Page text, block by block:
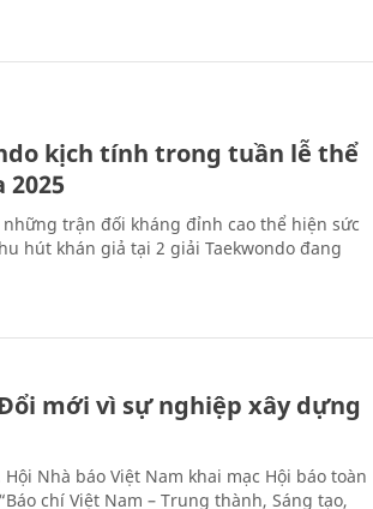
kịch tính trong tuần lễ thể
2025
trận đối kháng đỉnh cao thể hiện sức
hút khán giả tại 2 giải Taekwondo đang
mới vì sự nghiệp xây dựng
Nhà báo Việt Nam khai mạc Hội báo toàn
chí Việt Nam – Trung thành, Sáng tạo,